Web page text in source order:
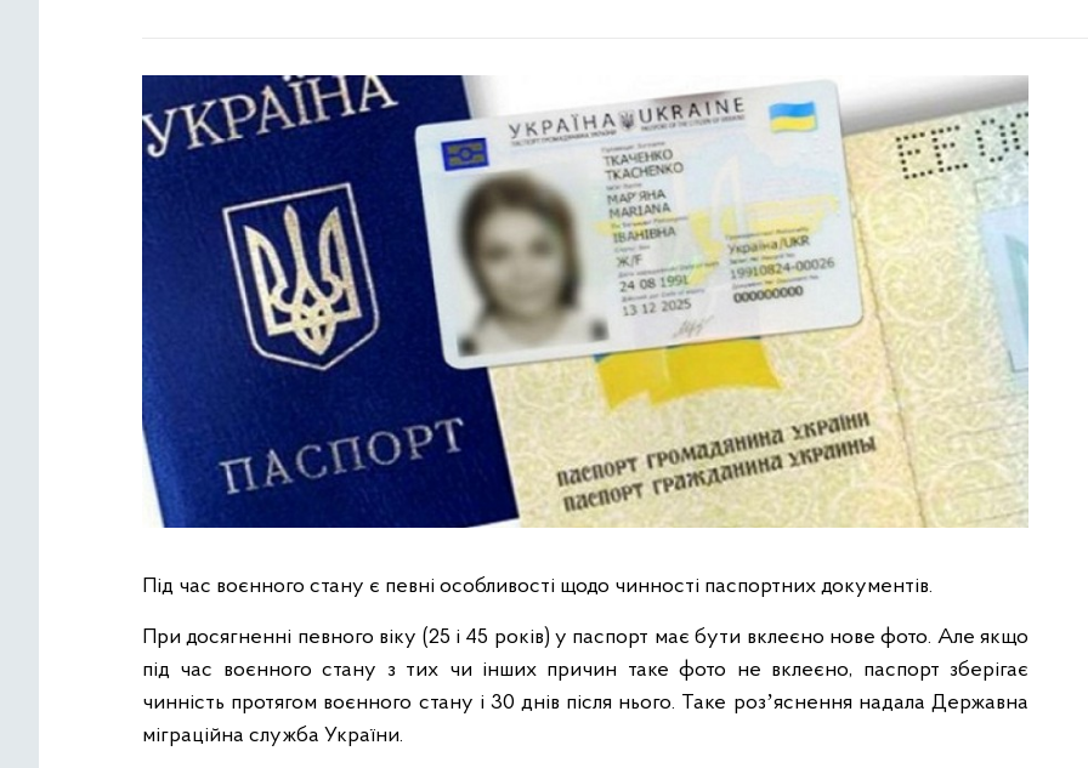
Під час воєнного стану є певні особливості щодо чинності паспортних документів.
При досягненні певного віку (25 і 45 років) у паспорт має бути вклеєно нове фото. Але якщо
під час воєнного стану з тих чи інших причин таке фото не вклеєно, паспорт зберігає
чинність протягом воєнного стану і 30 днів після нього. Таке розʼяснення надала Державна
міграційна служба України.